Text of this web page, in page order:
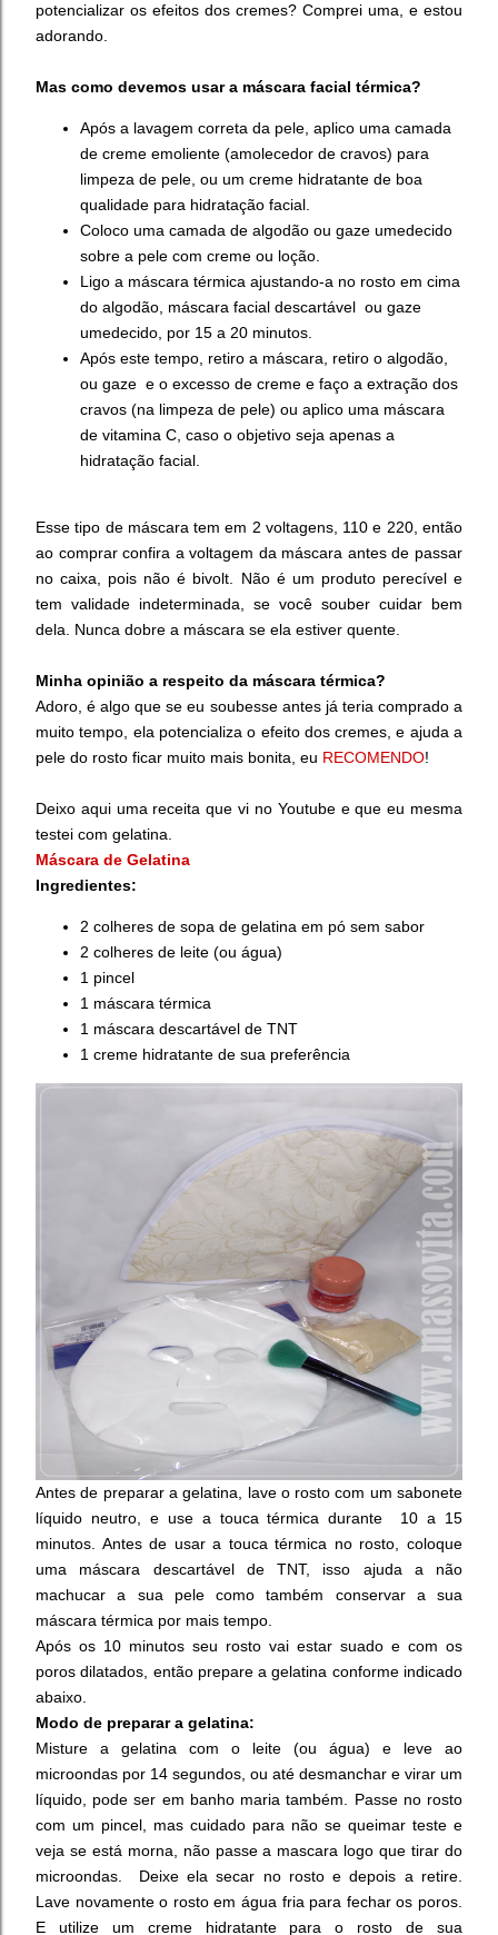
potencializar os efeitos dos cremes? Comprei uma, e estou
adorando.
Mas como devemos usar a máscara facial térmica?
Após a lavagem correta da pele, aplico uma camada
de creme emoliente (amolecedor de cravos) para
limpeza de pele, ou um creme hidratante de boa
qualidade para hidratação facial.
Coloco uma camada de algodão ou gaze umedecido
sobre a pele com creme ou loção.
Ligo a máscara térmica ajustando-a no rosto em cima
do algodão, máscara facial descartável ou gaze
umedecido, por 15 a 20 minutos.
Após este tempo, retiro a máscara, retiro o algodão,
ou gaze e o excesso de creme e faço a extração dos
cravos (na limpeza de pele) ou aplico uma máscara
de vitamina C, caso o objetivo seja apenas a
hidratação facial.
Esse tipo de máscara tem em 2 voltagens, 110 e 220, então
ao comprar confira a voltagem da máscara antes de passar
no caixa, pois não é bivolt. Não é um produto perecível e
tem validade indeterminada, se você souber cuidar bem
dela. Nunca dobre a máscara se ela estiver quente.
Minha opinião a respeito da máscara térmica?
Adoro, é algo que se eu soubesse antes já teria comprado a
muito tempo, ela potencializa o efeito dos cremes, e ajuda a
pele do rosto ficar muito mais bonita, eu RECOMENDO!
Deixo aqui uma receita que vi no Youtube e que eu mesma
testei com gelatina.
Máscara de Gelatina
Ingredientes:
2 colheres de sopa de gelatina em pó sem sabor
2 colheres de leite (ou água)
1 pincel
1 máscara térmica
1 máscara descartável de TNT
1 creme hidratante de sua preferência
Antes de preparar a gelatina, lave o rosto com um sabonete
líquido neutro, e use a touca térmica durante 10 a 15
minutos. Antes de usar a touca térmica no rosto, coloque
uma máscara descartável de TNT, isso ajuda a não
machucar a sua pele como também conservar a sua
máscara térmica por mais tempo.
Após os 10 minutos seu rosto vai estar suado e com os
poros dilatados, então prepare a gelatina conforme indicado
abaixo.
Modo de preparar a gelatina:
Misture a gelatina com o leite (ou água) e leve ao
microondas por 14 segundos, ou até desmanchar e virar um
líquido, pode ser em banho maria também. Passe no rosto
com um pincel, mas cuidado para não se queimar teste e
veja se está morna, não passe a mascara logo que tirar do
microondas. Deixe ela secar no rosto e depois a retire.
Lave novamente o rosto em água fria para fechar os poros.
E utilize um creme hidratante para o rosto de sua